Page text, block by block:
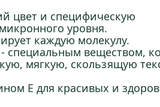
цвет и специфическую
уровня.
каждую молекулу.
специальным веществом,
мягкую, скользящую
Е для красивых и